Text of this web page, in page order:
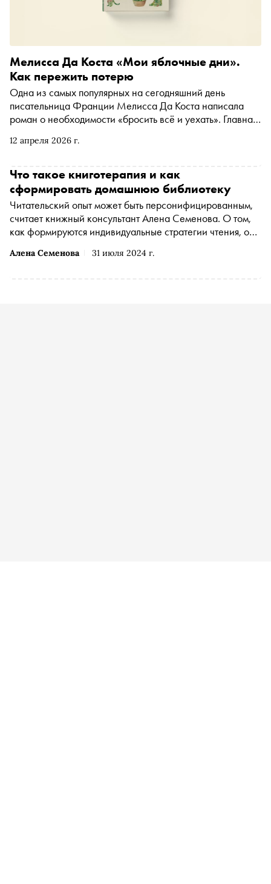
12 апреля 2026 г.
Мелисса Да Коста «Мои яблочные дни».
Как пережить потерю
Одна из самых популярных на сегодняшний день
писательница Франции Мелисса Да Коста написала
роман о необходимости «бросить всё и уехать». Главная
Оверни — и по запискам бывшей хозяйки возвращает к
«Сноб» публикует фрагмент из книги, вышедшей в
издательстве «Бель Летр» в переводе Александры
Васильковой
Алена Семенова 31 июля 2024 г.
Что такое книготерапия и как
сформировать домашнюю библиотеку
Читательский опыт может быть персонифицированным,
считает книжный консультант Алена Семенова. О том,
как формируются индивидуальные стратегии чтения, она